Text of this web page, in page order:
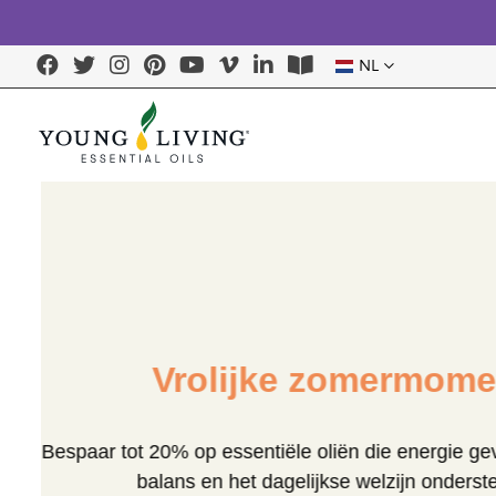
NL
Vrolijke
Bespaar tot 20% op essentiële oliën die energie
balans en het dagelijkse welzijn